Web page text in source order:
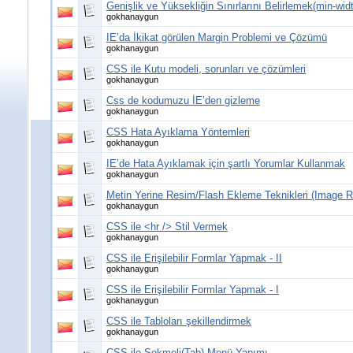
Genişlik ve Yüksekliğin Sınırlarını Belirlemek(min-
gokhanaygun
IE’da İkikat görülen Margin Problemi ve Çözümü
gokhanaygun
CSS ile Kutu modeli, sorunları ve çözümleri
gokhanaygun
Css de kodumuzu İE’den gizleme
gokhanaygun
CSS Hata Ayıklama Yöntemleri
gokhanaygun
IE’de Hata Ayıklamak için şartlı Yorumlar Kullanmak
gokhanaygun
Metin Yerine Resim/Flash Ekleme Teknikleri (Image
gokhanaygun
CSS ile <hr /> Stil Vermek
gokhanaygun
CSS ile Erişilebilir Formlar Yapmak - II
gokhanaygun
CSS ile Erişilebilir Formlar Yapmak - I
gokhanaygun
CSS ile Tabloları şekillendirmek
gokhanaygun